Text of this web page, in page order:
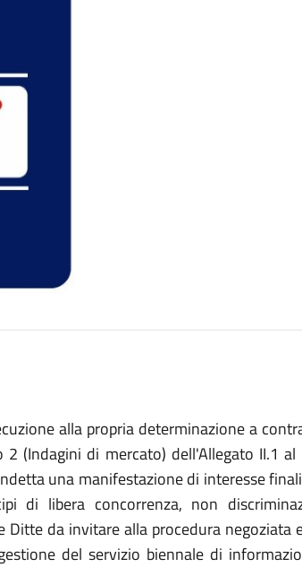
alla propria determinazione a
(Indagini di mercato) dell'Allegato II.1 al
una manifestazione di interesse
di libera concorrenza, non
da invitare alla procedura negoziata
del servizio biennale di